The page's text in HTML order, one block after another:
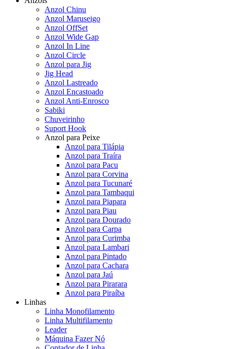
Anzol Chinu
Anzol Maruseigo
Anzol OffSet
Anzol Wide Gap
Anzol In Line
Anzol Circle
Anzol para Jig
Jig Head
Anzol Lastreado
Anzol Encastoado
Anzol Anti-Enrosco
Sabiki
Chuveirinho
Suport Hook
Anzol para Peixe
Anzol para Tilápia
Anzol para Traíra
Anzol para Pacu
Anzol para Corvina
Anzol para Tucunaré
Anzol para Tambaqui
Anzol para Piapara
Anzol para Piau
Anzol para Dourado
Anzol para Carpa
Anzol para Curimba
Anzol para Lambari
Anzol para Pintado
Anzol para Cachara
Anzol para Jaú
Anzol para Pirarara
Anzol para Piraíba
Linhas
Linha Monofilamento
Linha Multifilamento
Leader
Máquina Fazer Nó